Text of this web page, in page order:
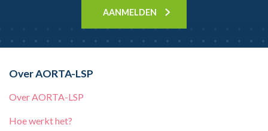
AANMELDEN
Over AORTA-LSP
Over AORTA-LSP
Hoe werkt het?